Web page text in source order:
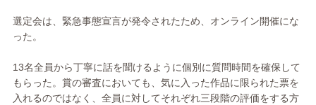
選定会は、緊急事態宣言が発令されたため、オンライン開催にな
った。
13名全員から丁寧に話を聞けるように個別に質問時間を確保して
もらった。賞の審査においても、気に入った作品に限られた票を
入れるのではなく、全員に対してそれぞれ三段階の評価をする方